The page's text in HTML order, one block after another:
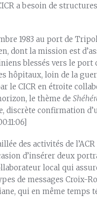
a besoin de
1983 au port de
dont la mission est
blessés vers le port
hôpitaux, loin de la
le CICR en étroite
le thème de
discrète confirmation
des activités de
d’insérer deux
local qui
de messages Croix-
qui en même temps